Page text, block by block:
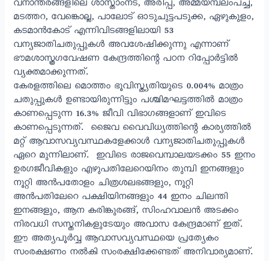
വനാന്തരങ്ങളിലെ ശാസ്താംനട, അരിപ്പ, അമ്മയമ്പലംപച്ച,
മടത്തറ, വേങ്കൊല്ല, പാലോട് ഓടുചുട്ടപടുക്ക, ഏഴുകുളം,
കടമാൻകോട് എന്നിവിടങ്ങളിലായി 53
വന്യജാതിചതുപ്പുകൾ അവശേഷിക്കുന്നു എന്നാണ്
ഭൗമശാസ്ത്രഗവേഷണ കേന്ദ്രത്തിന്റെ പഠന റിപ്പോർട്ടിൽ
വ്യക്തമാക്കുന്നത്.
കേരളത്തിലെ മൊത്തം ഭൂവിസ്ത്യതിയുടെ 0.004% മാത്രം
ചതുപ്പുകൾ ഉണ്ടായിരുന്നിട്ടും പശ്ചിമഘട്ടത്തിൽ മാത്രം
കാണപ്പെടുന്ന 16.3% ജീവി വിഭാഗങ്ങളാണ് ഇവിടെ
കാണപ്പെടുന്നത്. ജൈവ വൈവിധ്യത്തിന്റെ കാര്യത്തിൽ
മറ്റ് ആവാസവ്യവസ്ഥകളേക്കാൾ വന്യജാതിചതുപ്പുകൾ
ഏറെ മുന്നിലാണ്. ഇവിടെ രാജവെമ്പാലയടക്കം 55 ഇനം
ഉരഗജീവികളും എഴുപതിലേറെയിനം തുമ്പി ഇനങ്ങളും
നൂറ്റി അൻപതോളം ചിത്രശലഭങ്ങളും, നൂറ്റി
അൻപതിലേറെ പക്ഷിയിനങ്ങളും 44 ഇനം ചിലന്തി
ഇനങ്ങളും, ആന കരിങ്കുരങ്ങ്, സിംഹവാലൻ അടക്കം
നിരവധി സസ്തനികളുടേയും അവാസ കേന്ദ്രമാണ് ഇത്.
ഈ അത്യപൂർവ്വ ആവാസവ്യവസ്ഥയെ പ്രത്യേകം
സംരക്ഷണം നൽകി സംരക്ഷിക്കേണ്ടത് അനിവാര്യമാണ്.